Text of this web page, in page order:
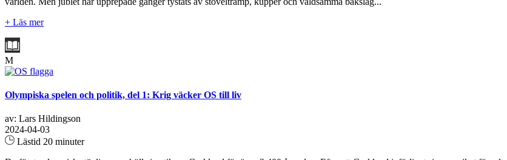
+ Läs mer
M
Olympiska spelen och politik, del 1: Krig väcker OS till liv
av: Lars Hildingson
2024-04-03
Lästid 20 minuter